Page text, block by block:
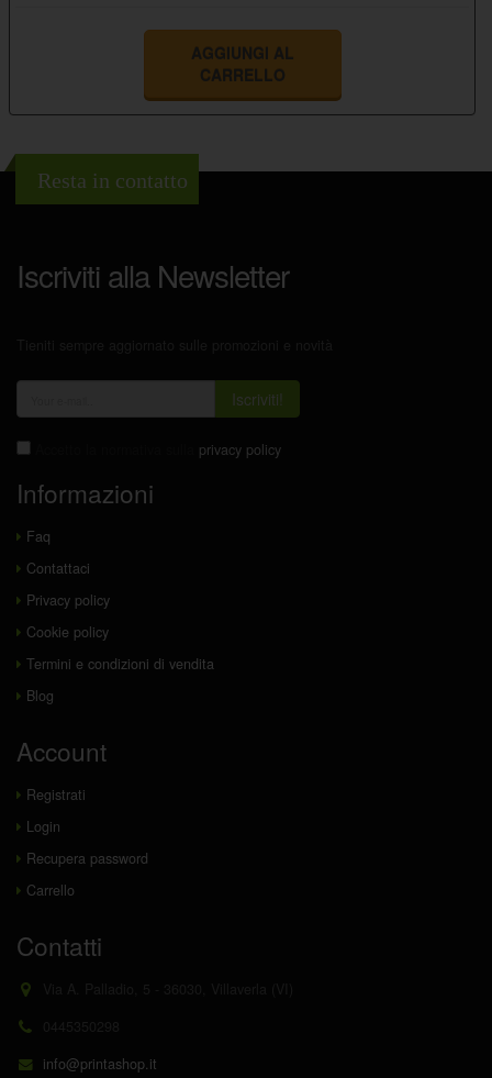
AGGIUNGI AL
CARRELLO
Resta in contatto
Iscriviti alla Newsletter
Iscriviti!
privacy policy
Informazioni
Faq
Contattaci
Privacy policy
Cookie policy
Termini e condizioni di vendita
Blog
Account
Registrati
Login
Recupera password
Carrello
Contatti
info@printashop.it